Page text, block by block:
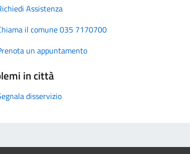
Assistenza
il comune 035 7170700
un appuntamento
in città
disservizio